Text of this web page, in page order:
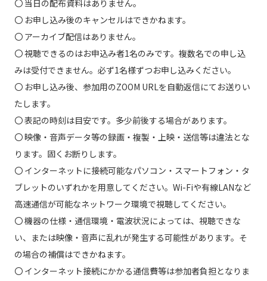
〇 当日の配布資料はありません。
〇 お申し込み後のキャンセルはできかねます。
〇 アーカイブ配信はありません。
〇 視聴できるのはお申込み者1名のみです。複数名での申し込
みは受付できません。必ず1名様ずつお申し込みください。
〇 お申し込み後、参加用のZOOM URLを自動返信にてお送りい
たします。
〇 表記の時刻は目安です。多少前後する場合があります。
〇 映像・音声データ等の録画・複製・上映・送信等は違法とな
ります。固くお断りします。
〇 インターネットに接続可能なパソコン・スマートフォン・タ
ブレットのいずれかを用意してください。Wi-Fiや有線LANなど
高速通信が可能なネットワーク環境で視聴してください。
〇 機器の仕様・通信環境・電波状況によっては、視聴できな
い、または映像・音声に乱れが発生する可能性があります。そ
の場合の補償はできかねます。
〇 インターネット接続にかかる通信費等は参加者負担となりま